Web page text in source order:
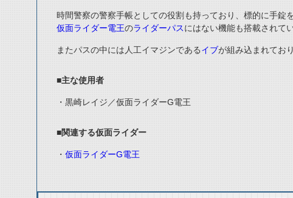
時間警察の警察手帳としての役割も持っており、標的に手錠
仮面ライダー電王のライダーパスにはない機能も搭載されてい
またパスの中には人工イマジンであるイブが組み込まれてお
■主な使用者
・黒崎レイジ／仮面ライダーG電王
■関連する仮面ライダー
・ 仮面ライダーG電王